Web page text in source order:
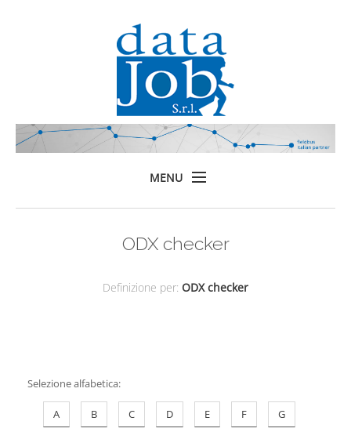
MENU
ODX checker
Definizione per: ODX checker
Selezione alfabetica:
A B C D E F G